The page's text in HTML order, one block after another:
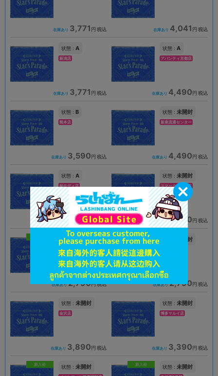
在庫あり 3,771 円 税込 在庫あり 4,041 円 税込
状態 : A
新潟店
在庫あり 3,771 円 税込
状態 : A
アバンティ京都店
在庫あり 4,490円 税込
状態 : B
熊本店
在庫あり 3,590円 税込
状態 : 未開封
新座流通センター
在庫あり 4,490円 税込
状態 : A
柏モディ店
在庫あり 2,790 円 税込
状態 : 未開封
スマーク伊勢崎店
在庫あり 4,490円 税込
状態 :未開封
天王寺店
在庫あり 2,790円 税込
未開封
在庫あり 2,790円 税込
状態 : 未開封
金沢店
在庫あり 3,890円 税込
状態 : 未開封
博多マルイ店
在庫あり 3,390円 税込
新入荷 状態 : 未開封 新入荷 状態 : 未開封